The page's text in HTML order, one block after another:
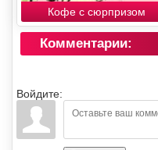
Кофе с сюрпризом
Комментарии:
Войдите: